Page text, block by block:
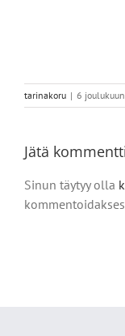
tarinakoru | 6
Jätä kommentti
Sinun täytyy olla